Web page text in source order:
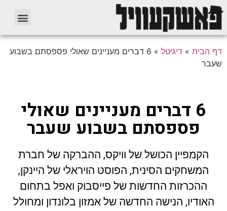
דף הבית » דיגיטל »
6 דברים מעניינים שאולי פספסתם בשבוע
שעבר
6 דברים מעניינים שאולי
פספסתם בשבוע שעבר
הקמפיין הכושל של וויקס, ההברקה של חברת
המשחקים הסינית, הפוסט הויראלי של היינקן,
ההכרזות החדשות של פייסבוק ואפל בתחום
האודיו, הנישה החדשה של אמזון בלונדון ומחולל